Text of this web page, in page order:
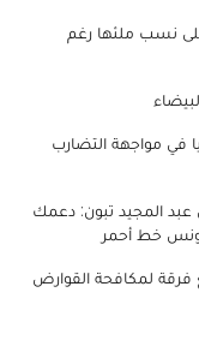
نسب ملئها رغم
في مواجهة التضارب
عبد المجيد تبون: دعمك
خط أحمر
لمكافحة القوارض